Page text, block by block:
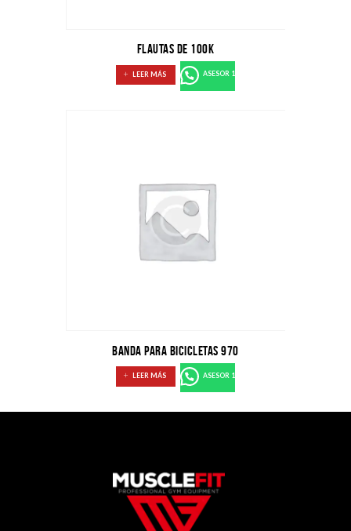
FLAUTAS de 100K
LEER MÁS ASESOR 1
BANDA PARA BICICLETAS 970
LEER MÁS ASESOR 1